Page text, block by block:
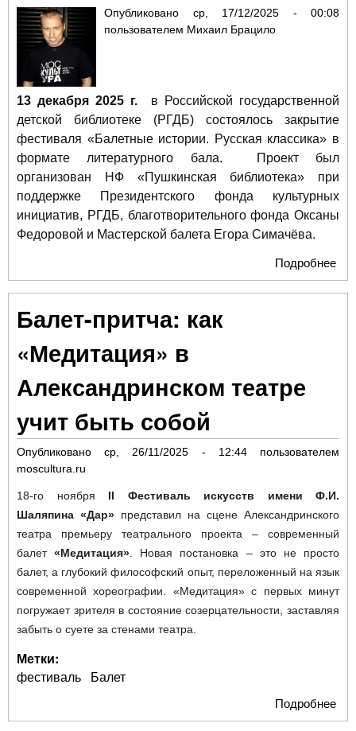
Опубликовано ср, 17/12/2025 - 00:08
пользователем Михаил Брацило
13 декабря 2025 г. в Российской государственной
детской библиотеке (РГДБ) состоялось закрытие
фестиваля «Балетные истории. Русская классика» в
формате литературного бала. Проект был
организован НФ «Пушкинская библиотека» при
поддержке Президентского фонда культурных
инициатив, РГДБ, благотворительного фонда Оксаны
Федоровой и Мастерской балета Егора Симачёва.
Подробнее
Балет-притча: как
«Медитация» в
Александринском театре
учит быть собой
Опубликованоср, 26/11/2025 - 12:44пользователем
moscultura.ru
18-го ноября II Фестиваль искусств имени Ф.И.
Шаляпина «Дар» представил на сцене Александринского
театра премьеру театрального проекта – современный
балет«Медитация». Новая постановка – это не просто
балет, а глубокий философский опыт, переложенный на язык
современной хореографии. «Медитация» с первых минут
погружает зрителя в состояние созерцательности, заставляя
забыть о суете за стенами театра.
Метки:
фестиваль
Балет
Подробнее